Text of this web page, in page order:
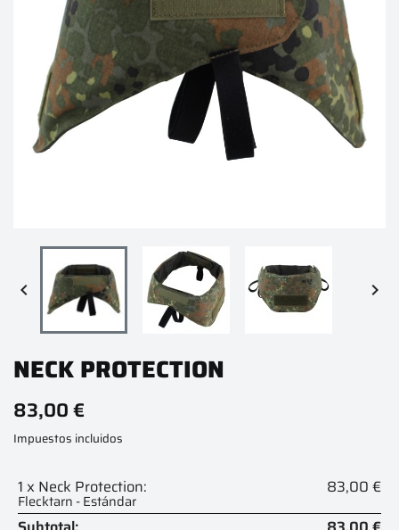
 
NECK PROTECTION
83,00 €
Impuestos incluidos
1 x Neck Protection:
Flecktarn - Estándar
83,00 €